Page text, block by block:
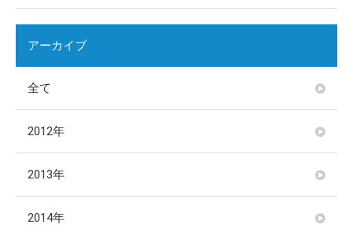
アーカイブ
全て
2012年
2013年
2014年